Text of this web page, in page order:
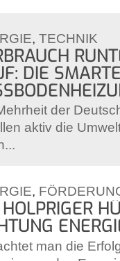
, TECHNIK
DIE
der
aktiv die
,
man die